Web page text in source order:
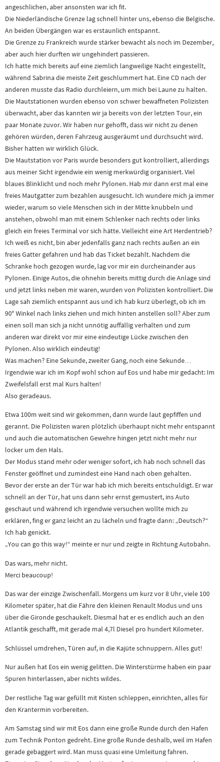
angeschlichen, aber ansonsten war ich fit.
Die Niederländische Grenze lag schnell hinter uns, ebenso die Belgische.
An beiden Übergängen war es erstaunlich entspannt.
Die Grenze zu Frankreich wurde stärker bewacht als noch im Dezember,
aber auch hier durften wir ungehindert passieren.
Ich hatte mich bereits auf eine ziemlich langweilige Nacht eingestellt,
während Sabrina die meiste Zeit geschlummert hat. Eine CD nach der
anderen musste das Radio durchleiern, um mich bei Laune zu halten.
Die Mautstationen wurden ebenso von schwer bewaffneten Polizisten
überwacht, aber das kannten wir ja bereits von der letzten Tour, ein
paar Monate zuvor. Wir haben nur gehofft, dass wir nicht zu denen
gehören würden, deren Fahrzeug ausgeräumt und durchsucht wird.
Bisher hatten wir wirklich Glück.
Die Mautstation vor Paris wurde besonders gut kontrolliert, allerdings
aus meiner Sicht irgendwie ein wenig merkwürdig organisiert. Viel
blaues Blinklicht und noch mehr Pylonen. Hab mir dann erst mal eine
freies Mautgatter zum bezahlen ausgesucht. Ich wundere mich ja immer
wieder, warum so viele Menschen sich in der Mitte knubbeln und
anstehen, obwohl man mit einem Schlenker nach rechts oder links
gleich ein freies Terminal vor sich hätte. Vielleicht eine Art Herdentrieb?
Ich weiß es nicht, bin aber jedenfalls ganz nach rechts außen an ein
freies Gatter gefahren und hab das Ticket bezahlt. Nachdem die
Schranke hoch gezogen wurde, lag vor mir ein durcheinander aus
Pylonen. Einige Autos, die ohnehin bereits mittig durch die Anlage sind
und jetzt links neben mir waren, wurden von Polizisten kontrolliert. Die
Lage sah ziemlich entspannt aus und ich hab kurz überlegt, ob ich im
90° Winkel nach links ziehen und mich hinten anstellen soll? Aber zum
einen soll man sich ja nicht unnötig auffällig verhalten und zum
anderen war direkt vor mir eine eindeutige Lücke zwischen den
Pylonen. Also wirklich eindeutig!
Was machen? Eine Sekunde, zweiter Gang, noch eine Sekunde…
Irgendwie war ich im Kopf wohl schon auf Eos und habe mir gedacht: Im
Zweifelsfall erst mal Kurs halten!
Also geradeaus.
Etwa 100m weit sind wir gekommen, dann wurde laut gepfiffen und
gerannt. Die Polizisten waren plötzlich überhaupt nicht mehr entspannt
und auch die automatischen Gewehre hingen jetzt nicht mehr nur
locker um den Hals.
Der Modus stand mehr oder weniger sofort, ich hab noch schnell das
Fenster geöffnet und zumindest eine Hand nach oben gehalten.
Bevor der erste an der Tür war hab ich mich bereits entschuldigt. Er war
schnell an der Tür, hat uns dann sehr ernst gemustert, ins Auto
geschaut und während ich irgendwie versuchen wollte mich zu
erklären, fing er ganz leicht an zu lächeln und fragte dann: „Deutsch?“
Ich hab genickt.
„You can go this way!“ meinte er nur und zeigte in Richtung Autobahn.
Das wars, mehr nicht.
Merci beaucoup!
Das war der einzige Zwischenfall. Morgens um kurz vor 8 Uhr, viele 100
Kilometer später, hat die Fähre den kleinen Renault Modus und uns
über die Gironde geschaukelt. Diesmal hat er es endlich auch an den
Atlantik geschafft, mit gerade mal 4,7l Diesel pro hundert Kilometer.
Schlüssel umdrehen, Türen auf, in die Kajüte schnuppern. Alles gut!
Nur außen hat Eos ein wenig gelitten. Die Winterstürme haben ein paar
Spuren hinterlassen, aber nichts wildes.
Der restliche Tag war gefüllt mit Kisten schleppen, einrichten, alles für
den Krantermin vorbereiten.
Am Samstag sind wir mit Eos dann eine große Runde durch den Hafen
zum Technik Ponton gedreht. Eine große Runde deshalb, weil im Hafen
gerade gebaggert wird. Man muss quasi eine Umleitung fahren.